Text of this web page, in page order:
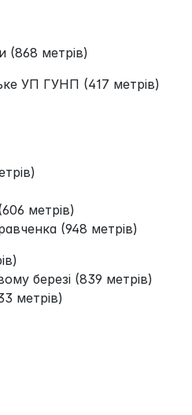
(868 метрів)
УП ГУНП (417 метрів)
метрів)
(948 метрів)
березі (839 метрів)
метрів)